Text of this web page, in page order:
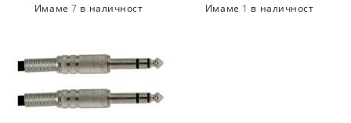
Имаме7 в наличност Имаме 1 в наличност